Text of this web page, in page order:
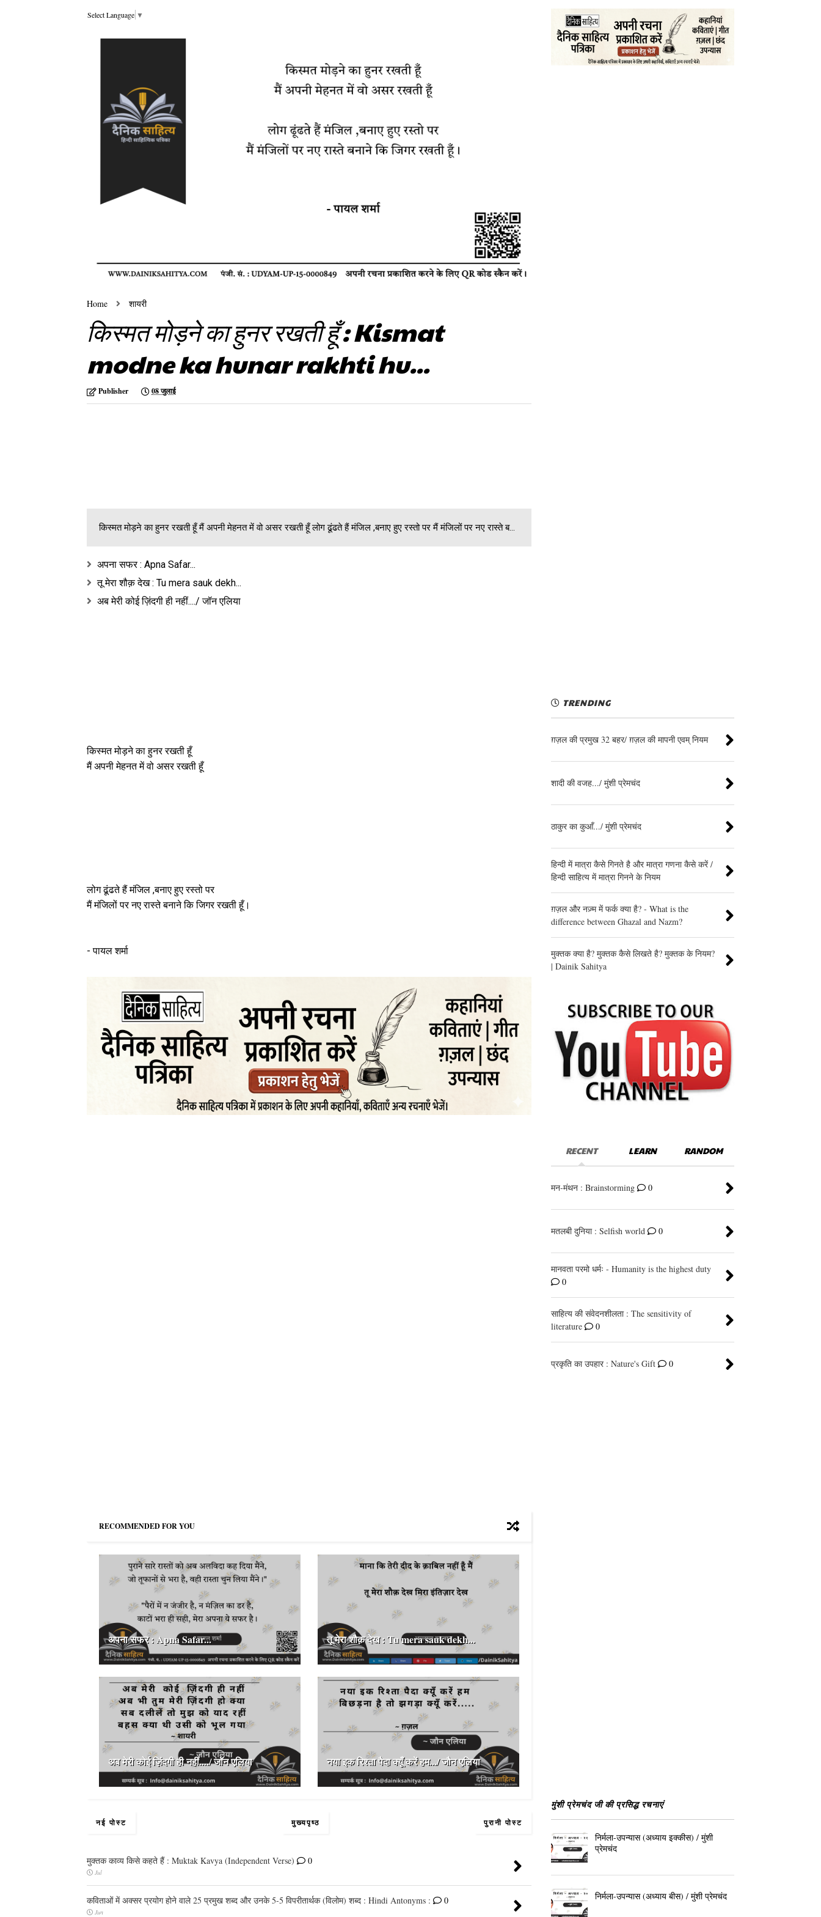
Select Language ▼
Home शायरी
किस्मत मोड़ने का हुनर रखती हूँ : Kismat
modne ka hunar rakhti hu...
Publisher 08 जुलाई
किस्मत मोड़ने का हुनर रखती हूँ मैं अपनी मेहनत में वो असर रखती हूँ लोग ढूंढते हैं मंजिल ,बनाए हुए रस्तो पर मैं मंजिलों पर नए रास्ते ब...
अपना सफर : Apna Safar...
तू मेरा शौक़ देख : Tu mera sauk dekh...
अब मेरी कोई ज़िंदगी ही नहीं..../ जॉन एलिया
किस्मत मोड़ने का हुनर रखती हूँ
मैं अपनी मेहनत में वो असर रखती हूँ
लोग ढूंढते हैं मंजिल ,बनाए हुए रस्तो पर
मैं मंजिलों पर नए रास्ते बनाने कि जिगर रखती हूँ।
- पायल शर्मा
RECOMMENDED FOR YOU
अपना सफर : Apna Safar... तू मेरा शौक़ देख : Tu mera sauk dekh...
अब मेरी कोई ज़िंदगी ही नहीं..../ जॉन एलिया नया इक रिश्ता पैदा क्यूँ करें हम.../ जौन एलिया
नई पोस्ट पुरानी पोस्ट
मुख्यपृष्ठ
मुक्तक काव्य किसे कहते हैं : Muktak Kavya (Independent Verse) 0
Jul
कविताओं में अक्सर प्रयोग होने वाले 25 प्रमुख शब्द और उनके 5-5 विपरीतार्थक (विलोम) शब्द : Hindi Antonyms : 0
Jun
TRENDING
ग़ज़ल की प्रमुख 32 बहर/ ग़ज़ल की मापनी एवम् नियम
शादी की वजह.../ मुंशी प्रेमचंद
ठाकुर का कुआँ.../ मुंशी प्रेमचंद
हिन्दी में मात्रा कैसे गिनते है और मात्रा गणना कैसे करें /
हिन्दी साहित्य में मात्रा गिनने के नियम
ग़ज़ल और नज़्म में फर्क क्या है? - What is the
difference between Ghazal and Nazm?
मुक्तक क्या है? मुक्तक कैसे लिखते है? मुक्तक के नियम?
| Dainik Sahitya
RECENT LEARN RANDOM
मन-मंथन : Brainstorming 0
मतलबी दुनिया : Selfish world 0
मानवता परमो धर्मः - Humanity is the highest duty
0
साहित्य की संवेदनशीलता : The sensitivity of
literature
0
प्रकृति का उपहार : Nature's Gift 0
मुंशी प्रेमचंद जी की प्रसिद्ध रचनाएं
निर्मला-उपन्यास (अध्याय इक्कीस) / मुंशी
प्रेमचंद
निर्मला-उपन्यास (अध्याय बीस) / मुंशी प्रेमचंद